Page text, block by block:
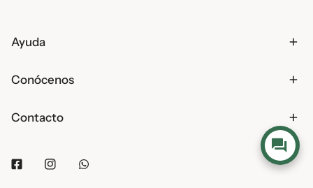
Ayuda
Conócenos
Contacto
FacebookInstagram